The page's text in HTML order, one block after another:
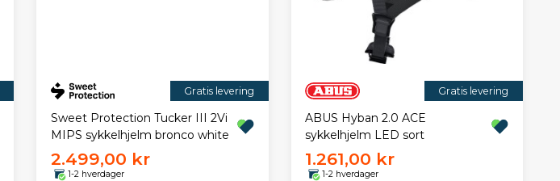
Gratis levering
Sweet Protection Tucker III 2Vi
MIPS sykkelhjelm bronco white
2.499,00 kr
1-2 hverdager
Gratis levering
ABUS Hyban 2.0 ACE
sykkelhjelm LED sort
1.261,00 kr
1-2 hverdager